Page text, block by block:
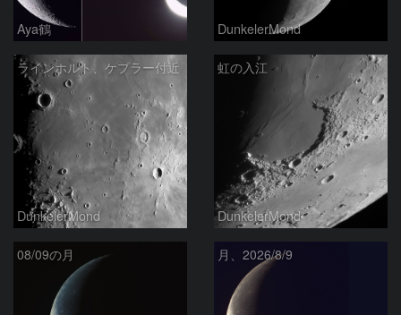
Aya鶴 DunkelerMond
ラインホルト、ケプラー付近
DunkelerMond
虹の入江
DunkelerMond
08/09の月 月、2026/8/9